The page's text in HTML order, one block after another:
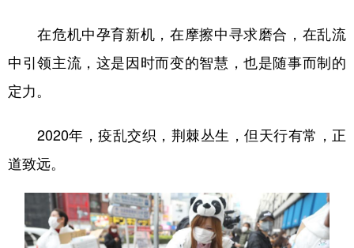
在危机中孕育新机，在摩擦中寻求磨合，在乱流
中引领主流，这是因时而变的智慧，也是随事而制的
定力。
2020年，疫乱交织，荆棘丛生，但天行有常，正
道致远。